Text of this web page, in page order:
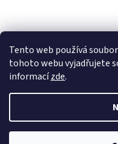
Tento web používá
tohoto webu vyjadřujete
informacízde.
SOLARCZ.cz - Vše